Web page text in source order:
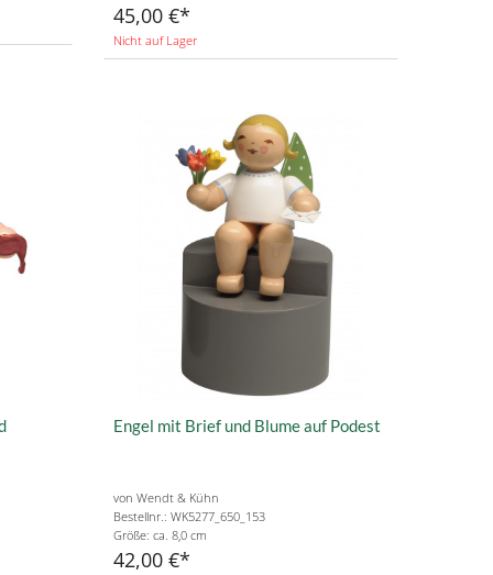
45,00 €
Nicht auf Lager
Engel mit Brief und Blume auf Podest
von Wendt & Kühn
Bestellnr.: WK5277_650_153
Größe: ca. 8,0 cm
42,00 €